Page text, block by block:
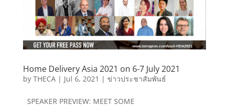
Home Delivery Asia 2021 on 6-7 July 2021
by THECA| Jul 6, 2021 | ข่าวประชาสัมพันธ์
SPEAKER PREVIEW: MEET SOME